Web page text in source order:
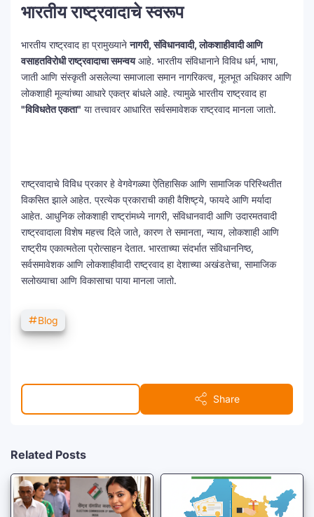
भारतीय राष्ट्रवादाचे स्वरूप
भारतीय राष्ट्रवाद हा प्रामुख्यानेनागरी, संविधानवादी, लोकशाहीवादी आणि
वसाहतविरोधी राष्ट्रवादाचा समन्वयआहे. भारतीय संविधानाने विविध धर्म, भाषा,
जाती आणि संस्कृती असलेल्या समाजाला समान नागरिकत्व, मूलभूत अधिकार आणि
लोकशाही मूल्यांच्या आधारे एकत्र बांधले आहे. त्यामुळे भारतीय राष्ट्रवाद हा
"विविधतेत एकता" या तत्त्वावर आधारित सर्वसमावेशक राष्ट्रवाद मानला जातो.
राष्ट्रवादाचे विविध प्रकार हे वेगवेगळ्या ऐतिहासिक आणि सामाजिक परिस्थितीत
विकसित झाले आहेत. प्रत्येक प्रकाराची काही वैशिष्ट्ये, फायदे आणि मर्यादा
आहेत. आधुनिक लोकशाही राष्ट्रांमध्ये नागरी, संविधानवादी आणि उदारमतवादी
राष्ट्रवादाला विशेष महत्त्व दिले जाते, कारण ते समानता, न्याय, लोकशाही आणि
राष्ट्रीय एकात्मतेला प्रोत्साहन देतात. भारताच्या संदर्भात संविधाननिष्ठ,
सर्वसमावेशक आणि लोकशाहीवादी राष्ट्रवाद हा देशाच्या अखंडतेचा, सामाजिक
सलोख्याचा आणि विकासाचा पाया मानला जातो.
Blog
Share
Related Posts